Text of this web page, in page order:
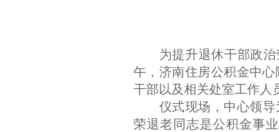
为提升退休干部政
午， 济南住房公积金中心
干部以及相关处室工作人
仪式现场，中心领
荣退老同志是公积金事